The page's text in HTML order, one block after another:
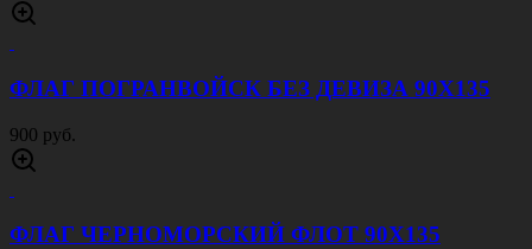
ФЛАГ ПОГРАНВОЙСК БЕЗ ДЕВИЗА 90Х135
900 руб.
ФЛАГ ЧЕРНОМОРСКИЙ ФЛОТ 90Х135